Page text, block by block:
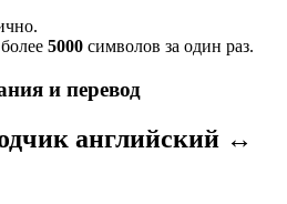
5000 символов за один раз.
и перевод
английский ↔